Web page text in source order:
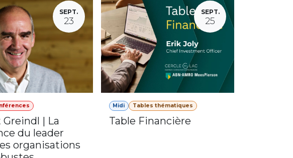
SEPT.
23
| La
du leader
organisations
SEPT.
25
Midi Tables thématiques
Table Financière